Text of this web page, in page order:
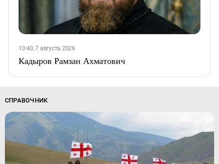
10:40, 7 августа 2026
Кадыров Рамзан Ахматович
СПРАВОЧНИК